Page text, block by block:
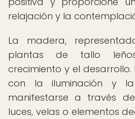
relajación y la
La madera,
plantas de tallo
crecimiento y el
con la iluminación y
manifestarse a través
luces, velas o elementos